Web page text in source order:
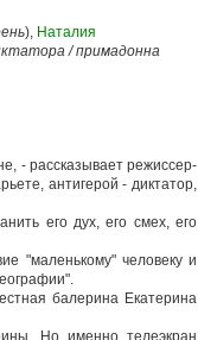
), Наталия
/ примадонна
- рассказывает режиссер-
антигерой - диктатор,
его дух, его смех, его
"маленькому" человеку и
балерина Екатерина
Но именно телеэкран